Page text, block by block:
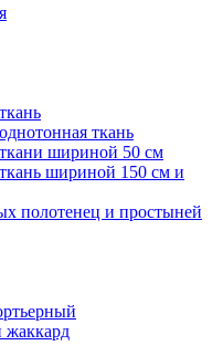
ткань
шириной 50 см
шириной 150 см и
полотенец и простыней